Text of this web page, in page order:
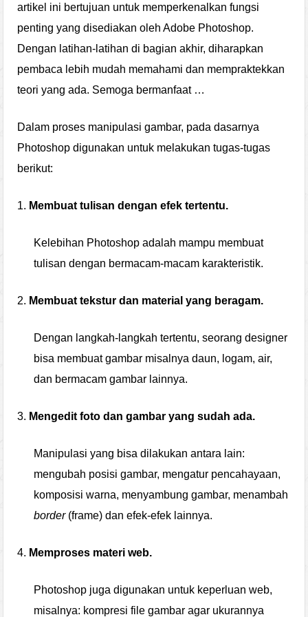
artikel ini bertujuan untuk memperkenalkan fungsi
penting yang disediakan oleh Adobe Photoshop.
Dengan latihan-latihan di bagian akhir, diharapkan
pembaca lebih mudah memahami dan mempraktekkan
teori yang ada. Semoga bermanfaat …
Dalam proses manipulasi gambar, pada dasarnya
Photoshop digunakan untuk melakukan tugas-tugas
berikut:
1. Membuat tulisan dengan efek tertentu.
Kelebihan Photoshop adalah mampu membuat
tulisan dengan bermacam-macam karakteristik.
2. Membuat tekstur dan material yang beragam.
Dengan langkah-langkah tertentu, seorang designer
bisa membuat gambar misalnya daun, logam, air,
dan bermacam gambar lainnya.
3. Mengedit foto dan gambar yang sudah ada.
Manipulasi yang bisa dilakukan antara lain:
mengubah posisi gambar, mengatur pencahayaan,
komposisi warna, menyambung gambar, menambah
border (frame) dan efek-efek lainnya.
4. Memproses materi web.
Photoshop juga digunakan untuk keperluan web,
misalnya: kompresi file gambar agar ukurannya